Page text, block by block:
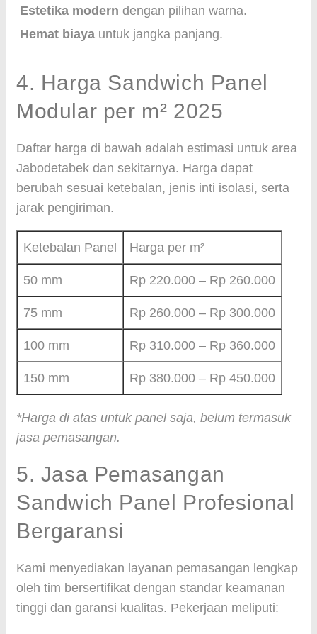
Estetika modern dengan pilihan warna.
Hemat biaya untuk jangka panjang.
4. Harga Sandwich Panel
Modular per m² 2025
Daftar harga di bawah adalah estimasi untuk area
Jabodetabek dan sekitarnya. Harga dapat
berubah sesuai ketebalan, jenis inti isolasi, serta
jarak pengiriman.
Ketebalan Panel Harga per m²
50 mm Rp 220.000 – Rp 260.000
75 mm Rp 260.000 – Rp 300.000
100 mm Rp 310.000 – Rp 360.000
150 mm Rp 380.000 – Rp 450.000
*Harga di atas untuk panel saja, belum termasuk
jasa pemasangan.
5. Jasa Pemasangan
Sandwich Panel Profesional
Bergaransi
Kami menyediakan layanan pemasangan lengkap
oleh tim bersertifikat dengan standar keamanan
tinggi dan garansi kualitas. Pekerjaan meliputi: